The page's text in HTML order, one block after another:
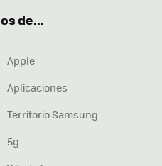
de...
Apple
Aplicaciones
Territorio Samsung
5g